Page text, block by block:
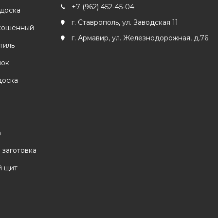
щит
+7 (962) 452-45-04
г. Ставрополь, ул. Заводская 11
г. Армавир, ул. Железнодорожная, д.76